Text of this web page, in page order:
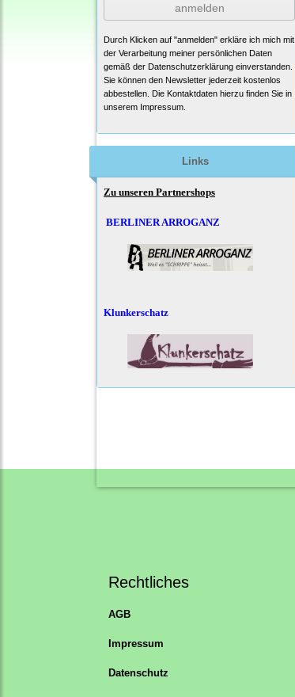
anmelden
Durch Klicken auf "anmelden" erkläre ich mich mit
der Verarbeitung meiner persönlichen Daten
gemäß der Datenschutzerklärung einverstanden.
Sie können den Newsletter jederzeit kostenlos
abbestellen. Die Kontaktdaten hierzu finden Sie in
unserem Impressum.
Links
Zu unseren Partnershops
BERLINER ARROGANZ
Klunkerschatz
Rechtliches
AGB
Impressum
Datenschutz